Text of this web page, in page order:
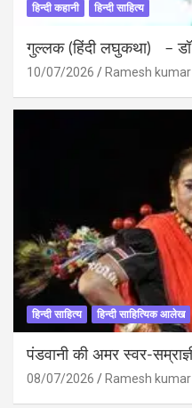
हिन्दी कहानी हिन्दी साहित्य
गुल्लक (हिंदी लघुकथा) – डॉ.
10/07/2026 Ramesh
हिन्दी साहित्य हिन्दी साहित्यिक आलेख
पंडवानी की अमर स्वर-
08/07/2026 Ramesh